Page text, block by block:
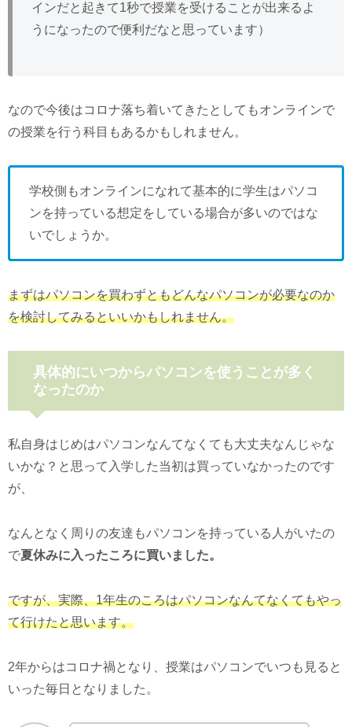
インだと起きて1秒で授業を受けることが出来るよ
うになったので便利だなと思っています）
なので今後はコロナ落ち着いてきたとしてもオンラインで
の授業を行う科目もあるかもしれません。
学校側もオンラインになれて基本的に学生はパソコ
ンを持っている想定をしている場合が多いのではな
いでしょうか。
まずはパソコンを買わずともどんなパソコンが必要なのか
を検討してみるといいかもしれません。
具体的にいつからパソコンを使うことが多く
なったのか
私自身はじめはパソコンなんてなくても大丈夫なんじゃな
いかな？と思って入学した当初は買っていなかったのです
が、
なんとなく周りの友達もパソコンを持っている人がいたの
で夏休みに入ったころに買いました。
ですが、実際、1年生のころはパソコンなんてなくてもやっ
て行けたと思います。
2年からはコロナ禍となり、授業はパソコンでいつも見ると
いった毎日となりました。